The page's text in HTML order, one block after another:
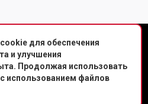
для обеспечения
и улучшения
Продолжая использовать
использованием файлов
2013-
соц. сетях